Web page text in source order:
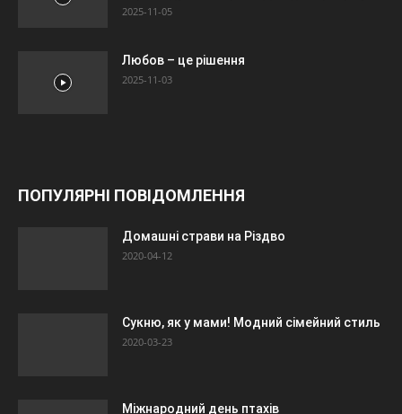
2025-11-05
Любов – це рішення
2025-11-03
ПОПУЛЯРНІ ПОВІДОМЛЕННЯ
Домашні страви на Різдво
2020-04-12
Сукню, як у мами! Модний сімейний стиль
2020-03-23
Міжнародний день птахів